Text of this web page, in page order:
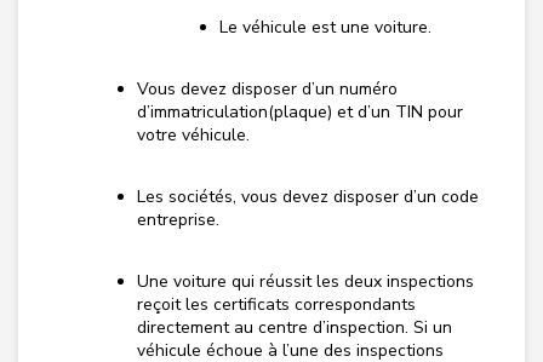
Le véhicule est une voiture.
Vous devez disposer d’un numéro
d’immatriculation(plaque) et d’un TIN pour
votre véhicule.
Les sociétés, vous devez disposer d’un code
entreprise.
Une voiture qui réussit les deux inspections
reçoit les certificats correspondants
directement au centre d’inspection. Si un
véhicule échoue à l’une des inspections